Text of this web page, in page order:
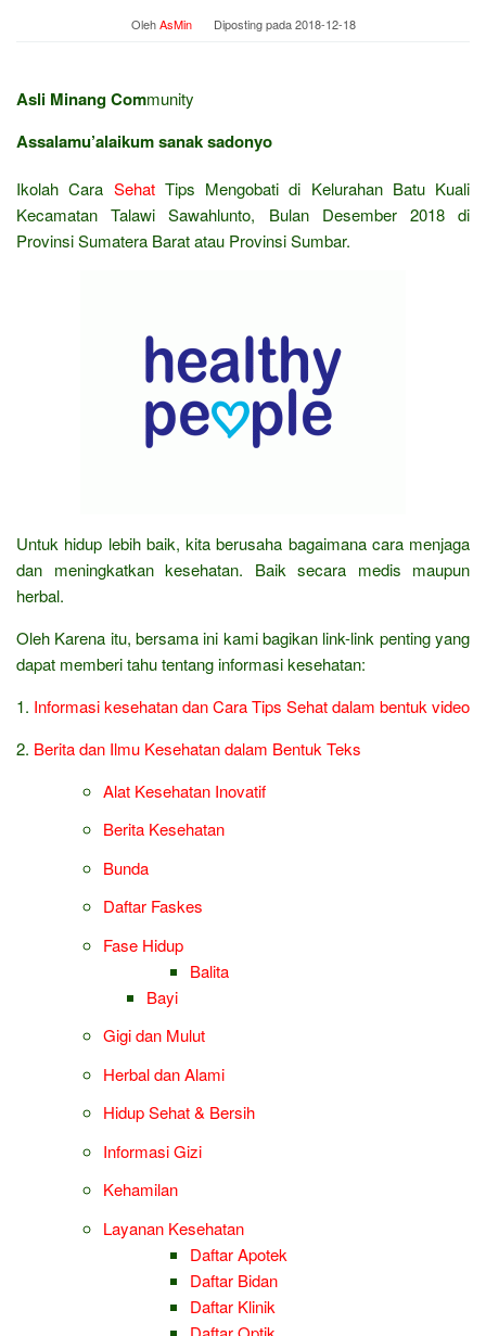
OlehAsMin Diposting pada2018-12-18
Asli Minang Community
Assalamu’alaikum sanak sadonyo
Ikolah Cara SehatTips Mengobati di Kelurahan Batu Kuali
Kecamatan Talawi Sawahlunto, Bulan Desember 2018 di
Provinsi Sumatera Barat atau Provinsi Sumbar.
Untuk hidup lebih baik, kita berusaha bagaimana cara menjaga
dan meningkatkan kesehatan. Baik secara medis maupun
herbal.
Oleh Karena itu, bersama ini kami bagikan link-link penting yang
dapat memberi tahu tentang informasi kesehatan:
1. Informasi kesehatan dan Cara Tips Sehat dalam bentuk video
2. Berita dan Ilmu Kesehatan dalam Bentuk Teks
Alat Kesehatan Inovatif
Berita Kesehatan
Bunda
Daftar Faskes
Fase Hidup
Balita
Bayi
Gigi dan Mulut
Herbal dan Alami
Hidup Sehat & Bersih
Informasi Gizi
Kehamilan
Layanan Kesehatan
Daftar Apotek
Daftar Bidan
Daftar Klinik